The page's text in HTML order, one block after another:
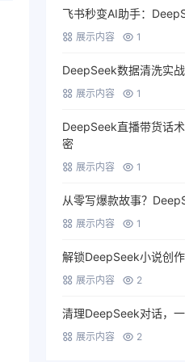
飞书秒变AI助手：
展示内容 1
DeepSeek数据清洗实
展示内容 1
DeepSeek直播带货话
密
展示内容 1
从零写爆款故事？
展示内容 1
解锁DeepSeek小说创
展示内容 2
清理DeepSeek对话，
展示内容 2